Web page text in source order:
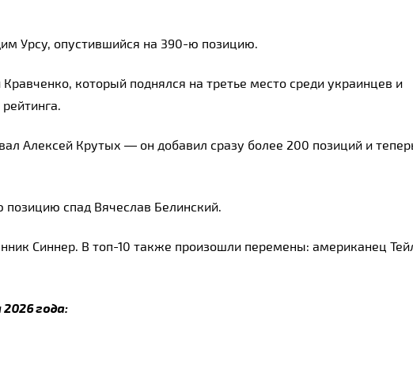
Урсу, опустившийся на 390-ю позицию.
который поднялся на третье место среди украинцев и
Алексей Крутых — он добавил сразу более 200 позиций и
спад Вячеслав Белинский.
Синнер. В топ-10 также произошли перемены: американец
года: